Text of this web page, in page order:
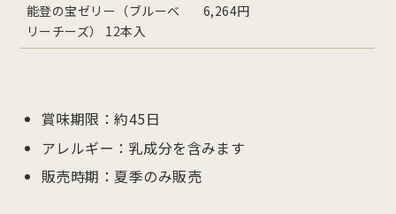
能登の宝ゼリー（ブルーベ
リーチーズ） 12本入
6,264円
賞味期限：約45日
アレルギー：乳成分を含みます
販売時期：夏季のみ販売